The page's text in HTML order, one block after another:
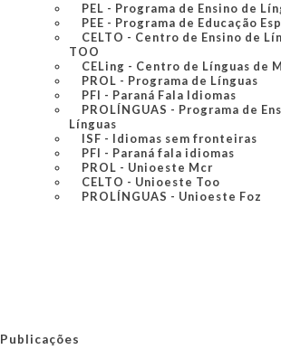
PEL - Programa de Ensino de
PEE - Programa de Educação
CELTO - Centro de Ensino de
TOO
CELing - Centro de Línguas de
PROL - Programa de Línguas
PFI - Paraná Fala Idiomas
PROLÍNGUAS - Programa de
Línguas
ISF - Idiomas sem fronteiras
PFI - Paraná fala idiomas
PROL - Unioeste Mcr
CELTO - Unioeste Too
PROLÍNGUAS - Unioeste Foz
Publicações